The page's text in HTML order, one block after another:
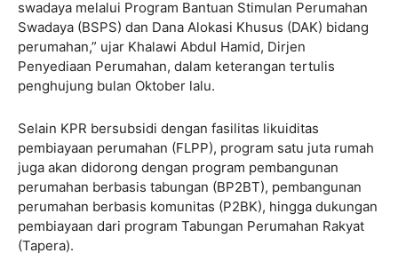
swadaya melalui Program Bantuan Stimulan Perumahan
Swadaya (BSPS) dan Dana Alokasi Khusus (DAK) bidang
perumahan,” ujar Khalawi Abdul Hamid, Dirjen
Penyediaan Perumahan, dalam keterangan tertulis
penghujung bulan Oktober lalu.
Selain KPR bersubsidi dengan fasilitas likuiditas
pembiayaan perumahan (FLPP), program satu juta rumah
juga akan didorong dengan program pembangunan
perumahan berbasis tabungan (BP2BT), pembangunan
perumahan berbasis komunitas (P2BK), hingga dukungan
pembiayaan dari program Tabungan Perumahan Rakyat
(Tapera).